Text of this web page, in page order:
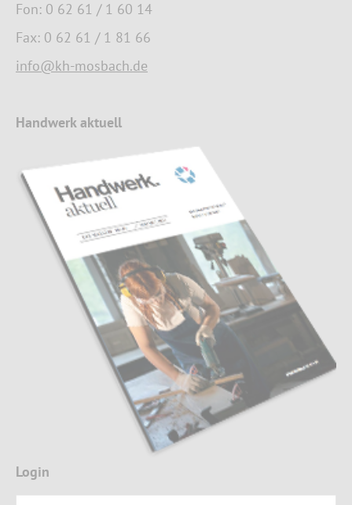
Fon: 0 62 61 / 1 60 14
Fax: 0 62 61 / 1 81 66
info@kh-mosbach.de
Handwerk aktuell
Login